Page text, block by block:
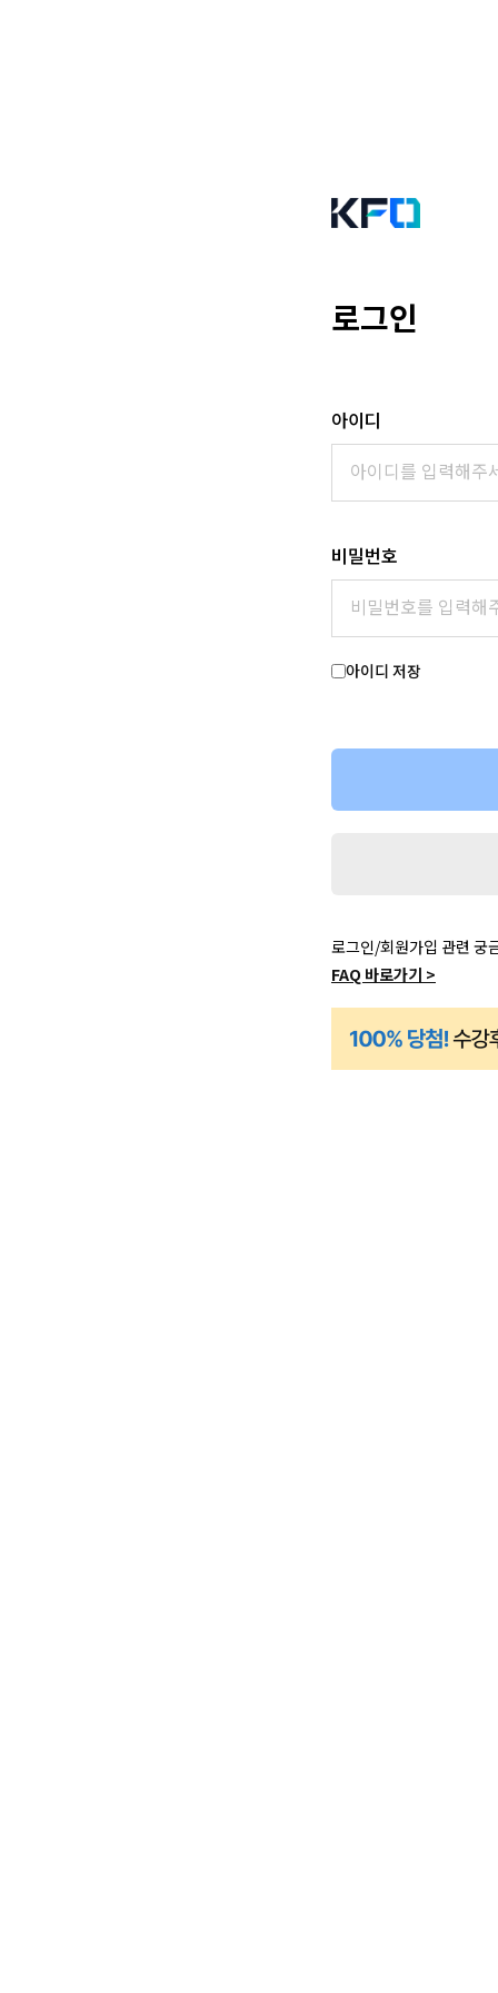
로그인
아이디
비밀번호
아이디 저장
로그인/회원가입 관련 궁
FAQ 바로가기 >